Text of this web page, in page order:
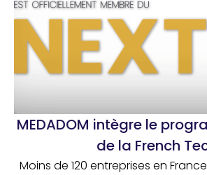
MEDADOM intègre le
de la French
Moins de 120 entreprises en